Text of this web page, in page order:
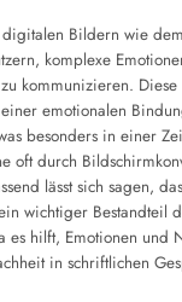
Bildern wie dem
komplexe
kommunizieren.
emotionalen
besonders in einer
oft durch
lässt sich sagen,
wichtiger Bestandteil
es hilft, Emotionen und
in schriftlichen